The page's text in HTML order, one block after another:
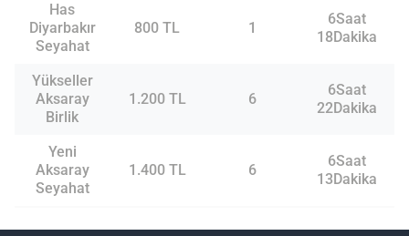
Has
Diyarbakır
Seyahat
800 TL 1
6Saat
18Dakika
Yükseller
Aksaray
Birlik
1.200 TL 6
6Saat
22Dakika
Yeni
Aksaray
Seyahat
1.400 TL 6
6Saat
13Dakika